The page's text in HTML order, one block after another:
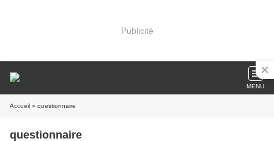
Publicité
MENU
Accueil » questionnaire
questionnaire